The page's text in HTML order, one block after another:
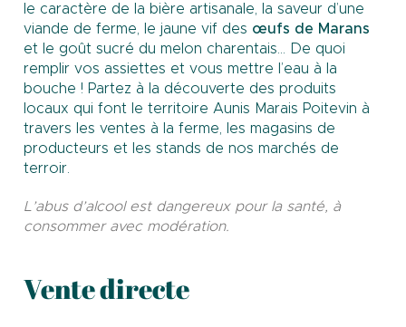
le caractère de la bière artisanale, la saveur d’une
viande de ferme, le jaune vif des œufs de Marans
et le goût sucré du melon charentais… De quoi
remplir vos assiettes et vous mettre l’eau à la
bouche ! Partez à la découverte des produits
locaux qui font le territoire Aunis Marais Poitevin à
travers les ventes à la ferme, les magasins de
producteurs et les stands de nos marchés de
terroir.
L’abus d’alcool est dangereux pour la santé, à
consommer avec modération.
Vente directe